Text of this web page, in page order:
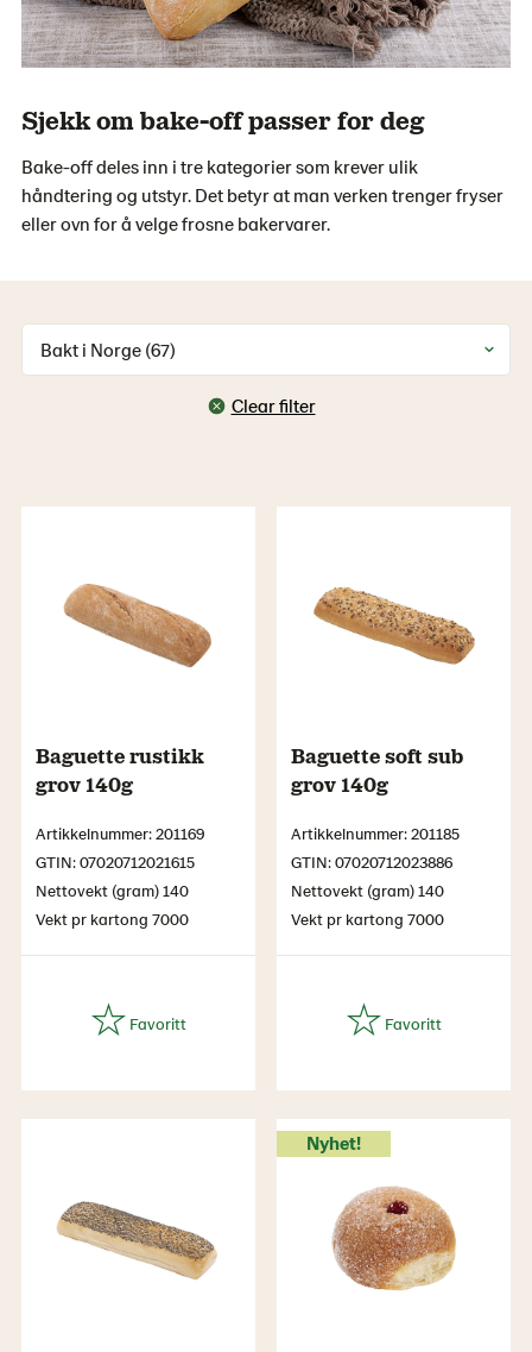
Sjekk om bake-off passer for deg
Bake-off deles inn i tre kategorier som krever ulik
håndtering og utstyr. Det betyr at man verken trenger fryser
eller ovn for å velge frosne bakervarer.
Bakt i Norge (67)
Clear filter
Baguette rustikk
grov 140g
Artikkelnummer: 201169
GTIN: 07020712021615
Nettovekt (gram) 140
Vekt pr kartong 7000
Baguette soft sub
grov 140g
Artikkelnummer: 201185
GTIN: 07020712023886
Nettovekt (gram) 140
Vekt pr kartong 7000
Nyhet!